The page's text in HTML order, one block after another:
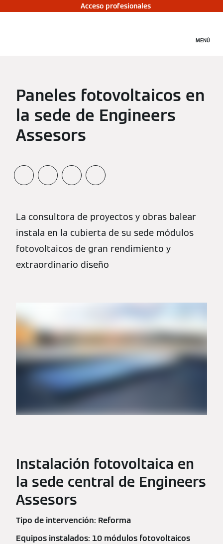
Acceso profesionales
MENÚ
Paneles fotovoltaicos en
la sede de Engineers
Assesors
La consultora de proyectos y obras balear
instala en la cubierta de su sede módulos
fotovoltaicos de gran rendimiento y
extraordinario diseño
Instalación fotovoltaica en
la sede central de Engineers
Assesors
Tipo de intervención: Reforma
Equipos instalados: 10 módulos fotovoltaicos